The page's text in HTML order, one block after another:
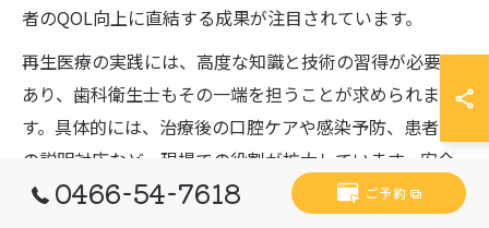
者のQOL向上に直結する成果が注目されています。
再生医療の実践には、高度な知識と技術の習得が必要で
あり、歯科衛生士もその一端を担うことが求められま
す。具体的には、治療後の口腔ケアや感染予防、患者へ
の説明対応など、現場での役割が拡大しています。安全
性に配慮しつつ、最新のエビデンスやガイドラインに基
0466-54-7618 ご予約